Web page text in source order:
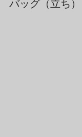
バッグ（立ち）